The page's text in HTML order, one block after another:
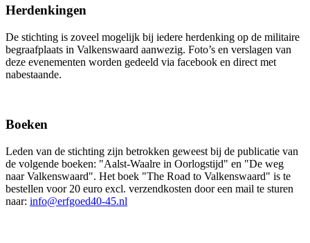
Herdenkingen
De stichting is zoveel mogelijk bij iedere herdenking op de militaire
begraafplaats in Valkenswaard aanwezig. Foto’s en verslagen van
deze evenementen worden gedeeld via facebook en direct met
nabestaande.
Boeken
Leden van de stichting zijn betrokken geweest bij de publicatie van
de volgende boeken: "Aalst-Waalre in Oorlogstijd" en "De weg
naar Valkenswaard". Het boek "The Road to Valkenswaard" is te
bestellen voor 20 euro excl. verzendkosten door een mail te sturen
naar: info@erfgoed40-45.nl